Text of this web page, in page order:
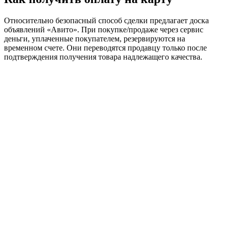
Относительно безопасный способ сделки предлагает доска
объявлений «Авито». При покупке/продаже через сервис
деньги, уплаченные покупателем, резервируются на
временном счете. Они переводятся продавцу только после
подтверждения получения товара надлежащего качества.